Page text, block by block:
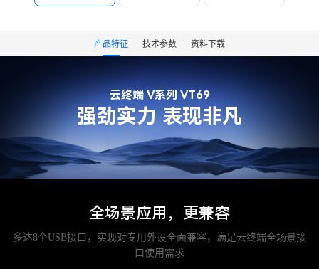
产品特征 技术参数 资料下载
云终端 V系列 VT69
强劲实力 表现非凡
全场景应用，更兼容
多达8个USB接口，实现对专用外设全面兼容，满足云终端全场景接
口使用需求